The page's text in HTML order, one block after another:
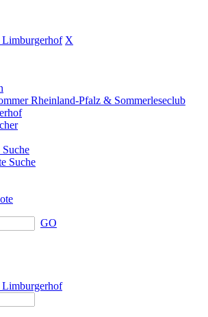
X
Rheinland-Pfalz & Sommerleseclub
Suche
GO